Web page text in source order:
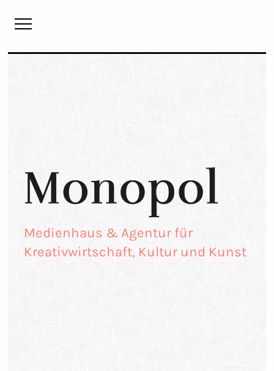
Monopol
Medienhaus & Agentur für
Kreativwirtschaft, Kultur und Kunst